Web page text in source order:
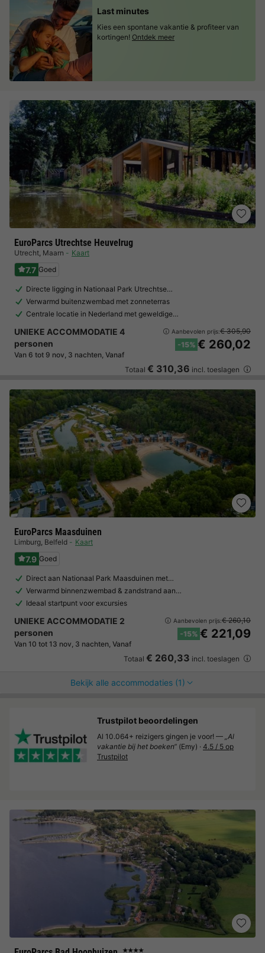
EuroParcs Utrechtse Heuvelrug
Utrecht, Maarn Kaart
7.7 Goed
Directe ligging in Nationaal Park Utrechtse…
Verwarmd buitenzwembad met zonneterras
Centrale locatie in Nederland met geweldige…
UNIEKE ACCOMMODATIE 4
personen
Van 6 tot 9 nov, 3 nachten, Vanaf
Aanbevolen prijs:€ 305,90
-15% € 260,02
Totaal € 310,36 incl. toeslagen
EuroParcs Maasduinen
Limburg, Belfeld Kaart
7.9 Goed
Direct aan Nationaal Park Maasduinen met…
Verwarmd binnenzwembad & zandstrand aan…
Ideaal startpunt voor excursies
UNIEKE ACCOMMODATIE 2
personen
Van 10 tot 13 nov, 3 nachten, Vanaf
Aanbevolen prijs:€ 260,10
-15% € 221,09
Totaal € 260,33 incl. toeslagen
Bekijk alle accommodaties (1)
★★★★
Last minutes
Kies een spontane vakantie & profiteer van
kortingen! Ontdek meer
Trustpilot beoordelingen
Al 10.064+ reizigers gingen je voor! — „Al
vakantie bij het boeken“ (Emy) · 4.5 / 5 op
Trustpilot